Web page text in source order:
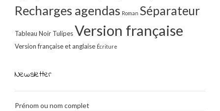
Recharges agendas Roman Séparateur
Tableau Noir TulipesVersion française
Version française et anglaise Écriture
Newsletter
Prénom ou nom complet